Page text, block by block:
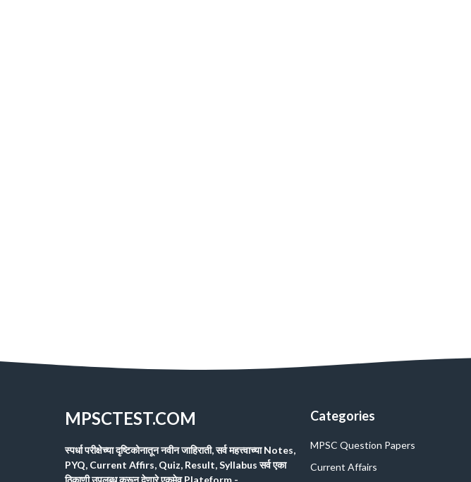
MPSCTEST.COM
स्पर्धा परीक्षेच्या दृष्टिकोनातून नवीन जाहिराती, सर्व महत्त्वाच्या Notes,
PYQ, Current Affirs, Quiz, Result, Syllabus सर्व एका
ठिकाणी उपलब्ध करून देणारे एकमेव Plateform -
Categories
MPSC Question Papers
Current Affairs